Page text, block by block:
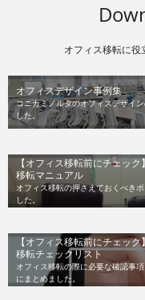
オフィス移転に
オフィスデザイン事例集
コニカミノルタのオフィスデザイ
した。
【オフィス移転前にチェック】
移転マニュアル
オフィス移転の押さえておくべき
した。
【オフィス移転前にチェック
移転チェックリスト
オフィス移転の際に必要な確認事
にまとめました。